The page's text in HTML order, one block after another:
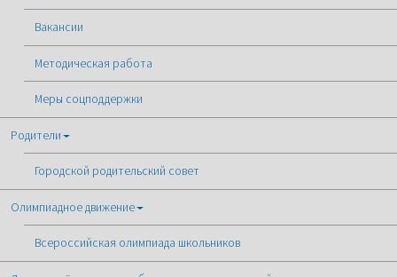
Вакансии
Методическая работа
Меры соцподдержки
Родители
Городской родительский совет
Олимпиадное движение
Всероссийская олимпиада школьников